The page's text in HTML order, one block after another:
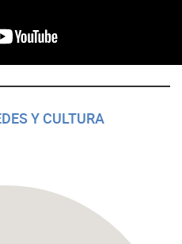
Y CULTURA